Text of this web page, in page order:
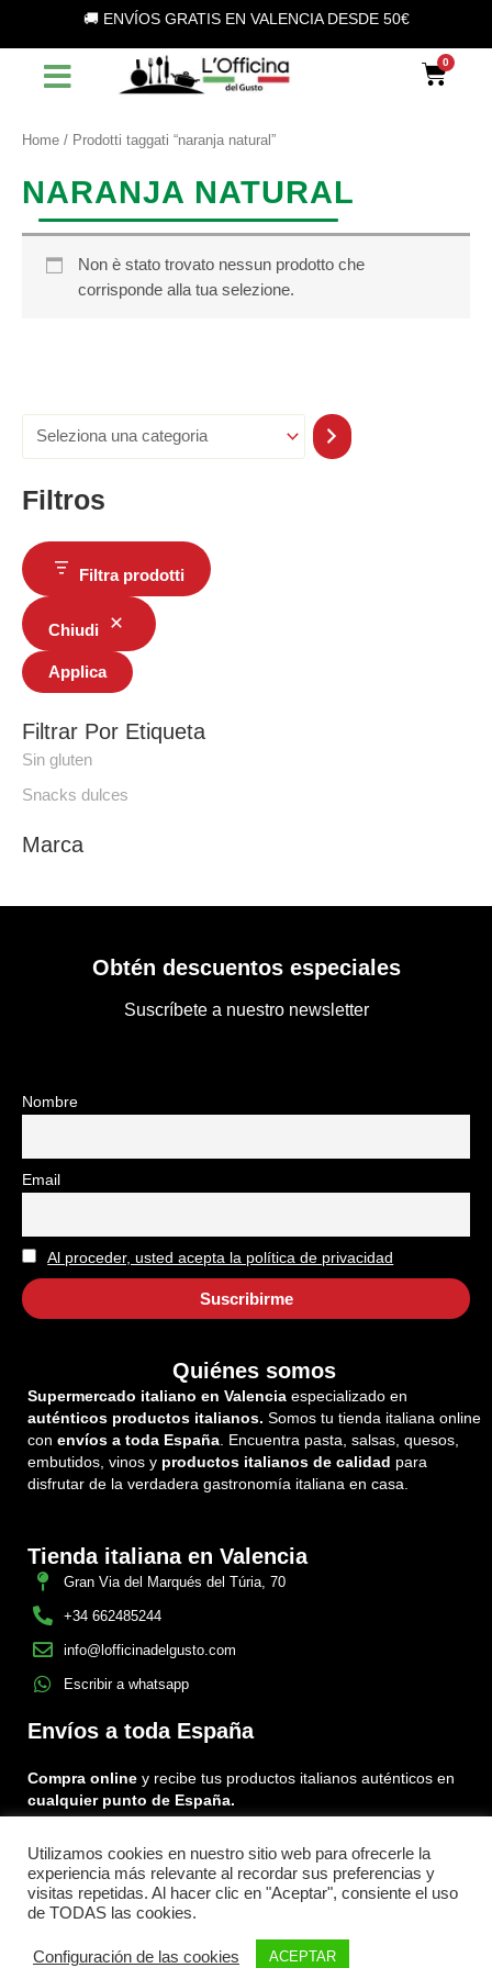
contenuto
🚚 ENVÍOS GRATIS EN VALENCIA DESDE 50€
l
o
u
a
Filtros
Filtra prodotti
Chiudi
Applica
Filtrar Por Etiqueta
Sin gluten
Snacks dulces
Marca
Home / Prodotti taggati “naranja natural”
NARANJA NATURAL
Non è stato trovato nessun prodotto che
corrisponde alla tua selezione.
Obtén descuentos especiales
Suscríbete a nuestro newsletter
Nombre
Email
Al proceder, usted acepta la política de privacidad
Quiénes somos
Supermercado italiano en Valencia especializado en
auténticos productos italianos. Somos tu tienda italiana online
con envíos a toda España. Encuentra pasta, salsas, quesos,
embutidos, vinos y productos italianos de calidad para
disfrutar de la verdadera gastronomía italiana en casa.
Tienda italiana en Valencia
Gran Via del Marqués del Túria, 70
+34 662485244
info@lofficinadelgusto.com
Escribir a whatsapp
Envíos a toda España
Compra online y recibe tus productos italianos auténticos en
cualquier punto de España.
Encuéntranos en:
FacebookInstagram
Tiktok
Menu
Utilizamos cookies en nuestro sitio web para ofrecerle la
experiencia más relevante al recordar sus preferencias y
visitas repetidas. Al hacer clic en "Aceptar", consiente el uso
de TODAS las cookies.
Configuración de las cookies ACEPTAR